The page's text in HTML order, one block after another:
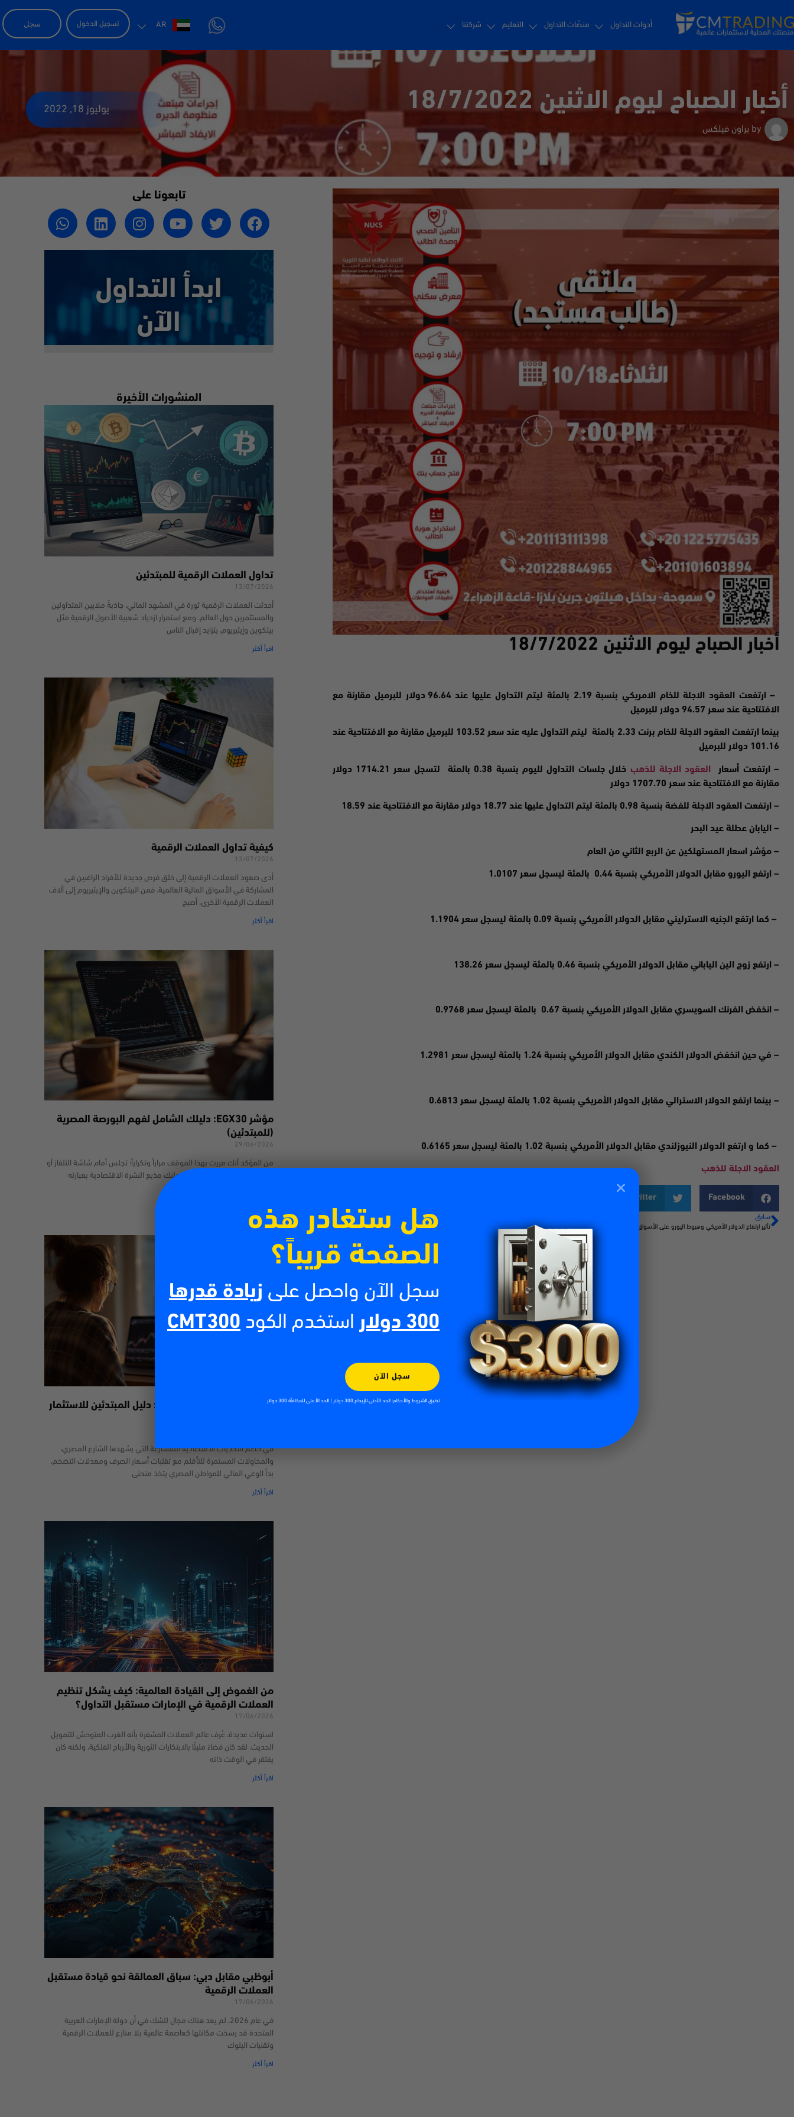
أدوات التداول منصّات التداول التعليم شركتنا AR تسجيل الدخول سجل
أخبار الصباح ليوم الاثنين 18/7/2022
by براون فيلكس
يوليوز 18, 2022
أخبار الصباح ليوم الاثنين 18 /7/2022
– ارتفعت
العقود الاجلة للخام الامريكي بنسبة 2.19 بالمئة ليتم التداول عليها عند 96.64 دولار للبرميل مقارنة مع
الافتتاحية عند سعر 94.57 دولار للبرميل
بينما ارتفعت العقود الاجلة للخام برنت 2.33 بالمئة ليتم التداول عليه عند سعر 103.52 للبرميل مقارنة مع الافتتاحية عند
101.16 دولار للبرميل
– ارتفعت أسعار العقود الاجلة للذهب
خلال جلسات التداول لليوم بنسبة 0.38 بالمئة لتسجل سعر 1714.21 دولار
مقارنة مع الافتتاحية عند سعر 1707.70 دولار
– ارتفعت العقود الاجلة للفضة بنسبة 0.98 بالمئة ليتم التداول عليها عند 18.77 دولار مقارنة مع الافتتاحية عند 18.59
– اليابان عطلة عيد البحر
– مؤشر اسعار المستهلكين عن الربع الثاني من العام
– ارتفع اليورو مقابل الدولار الأمريكي بنسبة 0.44 بالمئة ليسجل سعر 1.0107
– كما ارتفع الجنيه الاسترليني مقابل الدولار الأمريكي بنسبة 0.09 بالمئة ليسجل سعر 1.1904
– ارتفع زوج الين الياباني مقابل الدولار الأمريكي بنسبة 0.46 بالمئة ليسجل سعر 138.26
– انخفض الفرنك السويسري مقابل الدولار الأمريكي بنسبة 0.67 بالمئة ليسجل سعر 0.9768
– في حين انخفض الدولار الكندي مقابل الدولار الأمريكي بنسبة 1.24 بالمئة ليسجل سعر 1.2981
– بينما ارتفع الدولار الاسترالي مقابل الدولار الأمريكي بنسبة 1.02 بالمئة ليسجل سعر 0.6813
– كما و ارتفع الدولار النيوزلندي مقابل الدولار الأمريكي بنسبة 1.02 بالمئة ليسجل سعر 0.6165
العقود الاجلة للذهب
Facebook
Twitter
سابق
تأثير ارتفاع الدولار الأمريكي وهبوط اليورو على الأسواق
التالي
أخبار الصباح ليوم الثلاثاء 19/7/2022
تابعونا على
ابدأ التداول
الآن
المنشورات الأخيرة
تداول العملات الرقمية للمبتدئين
13/07/2026
أحدثت العملات الرقمية ثورة في المشهد المالي، جاذبةً ملايين المتداولين
والمستثمرين حول العالم. ومع استمرار ازدياد شعبية الأصول الرقمية مثل
بيتكوين وإيثيريوم، يتزايد إقبال الناس
اقرأ أكثر
كيفية تداول العملات الرقمية
13/07/2026
أدى صعود العملات الرقمية إلى خلق فرص جديدة للأفراد الراغبين في
المشاركة في الأسواق المالية العالمية. فمن البيتكوين والإيثيريوم إلى آلاف
العملات الرقمية الأخرى، أصبح
اقرأ أكثر
مؤشر EGX30: دليلك الشامل لفهم البورصة المصرية
(للمبتدئين)
29/06/2026
من المؤكد أنك مررت بهذا الموقف مراراً وتكراراً؛ تجلس أمام شاشة التلفاز أو
تتصفح المواقع الإخبارية، ليطل عليك مذيع النشرة الاقتصادية بعبارته
التداول عبر الإنترنت في مصر: دليل المبتدئين للاستثمار
في خضم التحديات الاقتصادية المتسارعة التي يشهدها الشارع المصري،
والمحاولات المستمرة للتأقلم مع تقلبات أسعار الصرف ومعدلات التضخم،
بدأ الوعي المالي للمواطن المصري يتخذ منحنى
اقرأ أكثر
من الغموض إلى القيادة العالمية: كيف يشكل تنظيم
العملات الرقمية في الإمارات مستقبل التداول؟
17/06/2026
لسنوات عديدة، عُرف عالم العملات المشفرة بأنه الغرب المتوحش للتمويل
الحديث. لقد كان فضاءً مليئًا بالابتكارات الثورية والأرباح الفلكية، ولكنه كان
يفتقر في الوقت ذاته
اقرأ أكثر
أبوظبي مقابل دبي: سباق العمالقة نحو قيادة مستقبل
العملات الرقمية
17/06/2026
في عام 2026، لم يعد هناك مجال للشك في أن دولة الإمارات العربية
المتحدة قد رسخت مكانتها كعاصمة عالمية بلا منازع للعملات الرقمية
وتقنيات البلوك
اقرأ أكثر
هل ستغادر هذه
الصفحة قريباً؟
سجل الآن واحصل على زيادة قدرها
300 دولار
استخدم الكود CMT300
سجل الآن
تطبق الشروط والأحكام: الحد الأدنى للإيداع 300 دولار | الحد الأعلى للمكافأة 300 دولار